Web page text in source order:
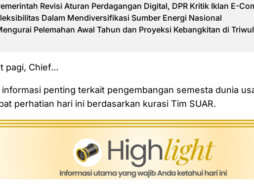
Revisi Aturan Perdagangan Digital, DPR Kritik Iklan E-
Dalam Mendiversifikasi Sumber Energi Nasional
Pelemahan Awal Tahun dan Proyeksi Kebangkitan di
pagi, Chief…
penting terkait pengembangan semesta dunia
perhatian hari ini berdasarkan kurasi Tim SUAR.